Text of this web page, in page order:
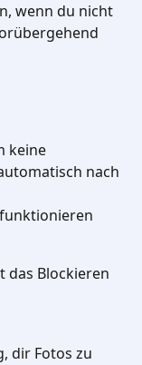
wenn du nicht
keine
nach
das Blockieren
dir Fotos zu